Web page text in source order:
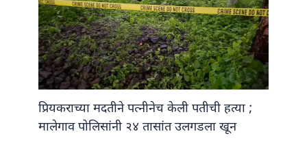
प्रियकराच्या मदतीने पत्नीनेच केली पतीची हत्या ;
मालेगाव पोलिसांनी २४ तासांत उलगडला खून